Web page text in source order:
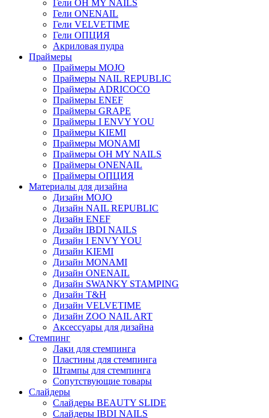
Гели OH MY NAILS
Гели ONENAIL
Гели VELVETIME
Гели ОПЦИЯ
Акриловая пудра
Праймеры
Праймеры MOJO
Праймеры NAIL REPUBLIC
Праймеры ADRICOCO
Праймеры ENEF
Праймеры GRAPE
Праймеры I ENVY YOU
Праймеры KIEMI
Праймеры MONAMI
Праймеры OH MY NAILS
Праймеры ONENAIL
Праймеры ОПЦИЯ
Материалы для дизайна
Дизайн MOJO
Дизайн NAIL REPUBLIC
Дизайн ENEF
Дизайн IBDI NAILS
Дизайн I ENVY YOU
Дизайн KIEMI
Дизайн MONAMI
Дизайн ONENAIL
Дизайн SWANKY STAMPING
Дизайн T&H
Дизайн VELVETIME
Дизайн ZOO NAIL ART
Аксессуары для дизайна
Стемпинг
Лаки для стемпинга
Пластины для стемпинга
Штампы для стемпинга
Сопутствующие товары
Слайдеры
Слайдеры BEAUTY SLIDE
Слайдеры IBDI NAILS